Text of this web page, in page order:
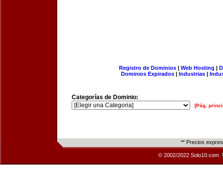
Registro de Dominios| Web Hosting |
Dominios Expirados | Industrias |
Categorías de Dominio:
[Pág.
** Precios
© 2002/2022 Solo10.com